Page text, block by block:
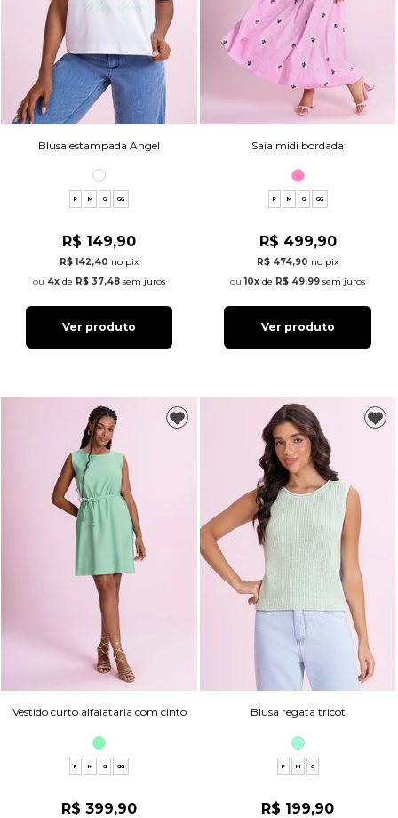
Blusa estampada Angel
P M G GG
R$ 149,90
R$ 142,40 no pix
4x de R$ 37,48 sem juros
Ver produto
Saia midi bordada
P M G GG
R$ 499,90
R$ 474,90 no pix
10x de R$ 49,99 sem juros
Ver produto
Vestido curto alfaiataria com cinto
P M G GG
R$ 399,90
Blusa regata tricot
P M G
R$ 199,90